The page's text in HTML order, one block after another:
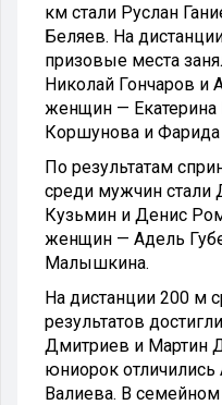
км стали Руслан
Беляев. На
призовые места
Николай Гончаров и
женщин — Екатерина
Коршунова и
По результатам
среди мужчин
Кузьмин и Денис
женщин — Адель
Малышкина.
На дистанции 200 м
результатов
Дмитриев и Мартин
юниорок
Валиева. В